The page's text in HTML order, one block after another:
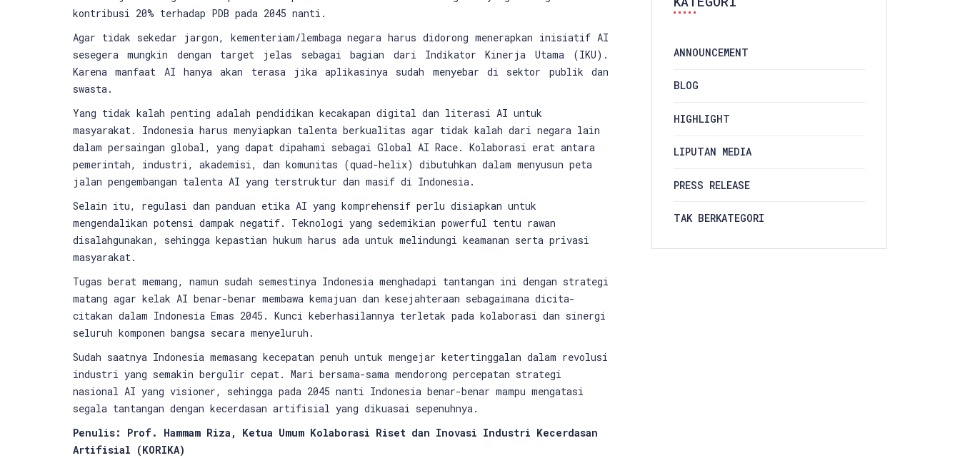
kontribusi 20% terhadap PDB pada 2045 nanti.
Agar tidak sekedar jargon, kementeriam/lembaga negara harus didorong menerapkan inisiatif AI
sesegera mungkin dengan target jelas sebagai bagian dari Indikator Kinerja Utama (IKU).
Karena manfaat AI hanya akan terasa jika aplikasinya sudah menyebar di sektor publik dan
swasta.
Yang tidak kalah penting adalah pendidikan kecakapan digital dan literasi AI untuk
masyarakat. Indonesia harus menyiapkan talenta berkualitas agar tidak kalah dari negara lain
dalam persaingan global, yang dapat dipahami sebagai Global AI Race. Kolaborasi erat antara
pemerintah, industri, akademisi, dan komunitas (quad-helix) dibutuhkan dalam menyusun peta
jalan pengembangan talenta AI yang terstruktur dan masif di Indonesia.
Selain itu, regulasi dan panduan etika AI yang komprehensif perlu disiapkan untuk
mengendalikan potensi dampak negatif. Teknologi yang sedemikian powerful tentu rawan
disalahgunakan, sehingga kepastian hukum harus ada untuk melindungi keamanan serta privasi
masyarakat.
Tugas berat memang, namun sudah semestinya Indonesia menghadapi tantangan ini dengan strategi
matang agar kelak AI benar-benar membawa kemajuan dan kesejahteraan sebagaimana dicita-
citakan dalam Indonesia Emas 2045. Kunci keberhasilannya terletak pada kolaborasi dan sinergi
seluruh komponen bangsa secara menyeluruh.
Sudah saatnya Indonesia memasang kecepatan penuh untuk mengejar ketertinggalan dalam revolusi
industri yang semakin bergulir cepat. Mari bersama-sama mendorong percepatan strategi
nasional AI yang visioner, sehingga pada 2045 nanti Indonesia benar-benar mampu mengatasi
segala tantangan dengan kecerdasan artifisial yang dikuasai sepenuhnya.
Penulis: Prof. Hammam Riza, Ketua Umum Kolaborasi Riset dan Inovasi Industri Kecerdasan
Artifisial (KORIKA)
ANNOUNCEMENT
BLOG
HIGHLIGHT
LIPUTAN MEDIA
PRESS RELEASE
TAK BERKATEGORI